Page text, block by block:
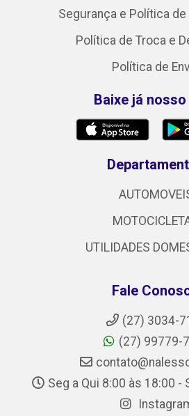
Segurança e Política
Política de Troca e
Política de
Baixe já nosso
UTILIDADES
Fale
(27) 3034-
(27) 99779-
Seg a Qui 8:00 às 18:00 -